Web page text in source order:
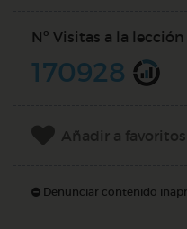
Nº Visitas a la lección
170928
Añadir a favoritos
Denunciar contenido